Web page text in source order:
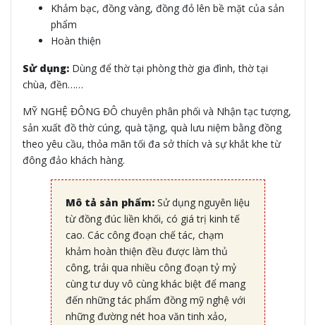
Khảm bạc, đồng vàng, đồng đỏ lên bề mặt của sản
phẩm
Hoàn thiện
Sử dụng: Dùng để thờ tại phòng thờ gia đình, thờ tại
chùa, đền……
MỸ NGHỆ ĐÔNG ĐÔ chuyên phân phối và Nhận tạc tượng,
sản xuất đồ thờ cúng, quà tặng, quà lưu niệm bằng đồng
theo yêu cầu, thỏa mãn tối đa sở thích và sự khắt khe từ
đông đảo khách hàng.
Mô tả sản phẩm: Sử dụng nguyên liệu
từ đồng đúc liền khối, có giá trị kinh tế
cao. Các công đoạn chế tác, chạm
khảm hoàn thiện đều được làm thủ
công, trải qua nhiều công đoạn tỷ mỷ
cùng tư duy vô cùng khác biệt để mang
đến những tác phẩm đồng mỹ nghệ với
những đường nét hoa văn tinh xảo,